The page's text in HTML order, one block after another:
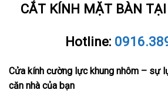
CẮT KÍNH MẶT BÀN
Hotline:
Cửa kính cường lực khung nhôm – sự
căn nhà của bạn